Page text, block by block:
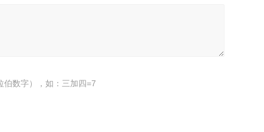
伯数字），如：三加四=7